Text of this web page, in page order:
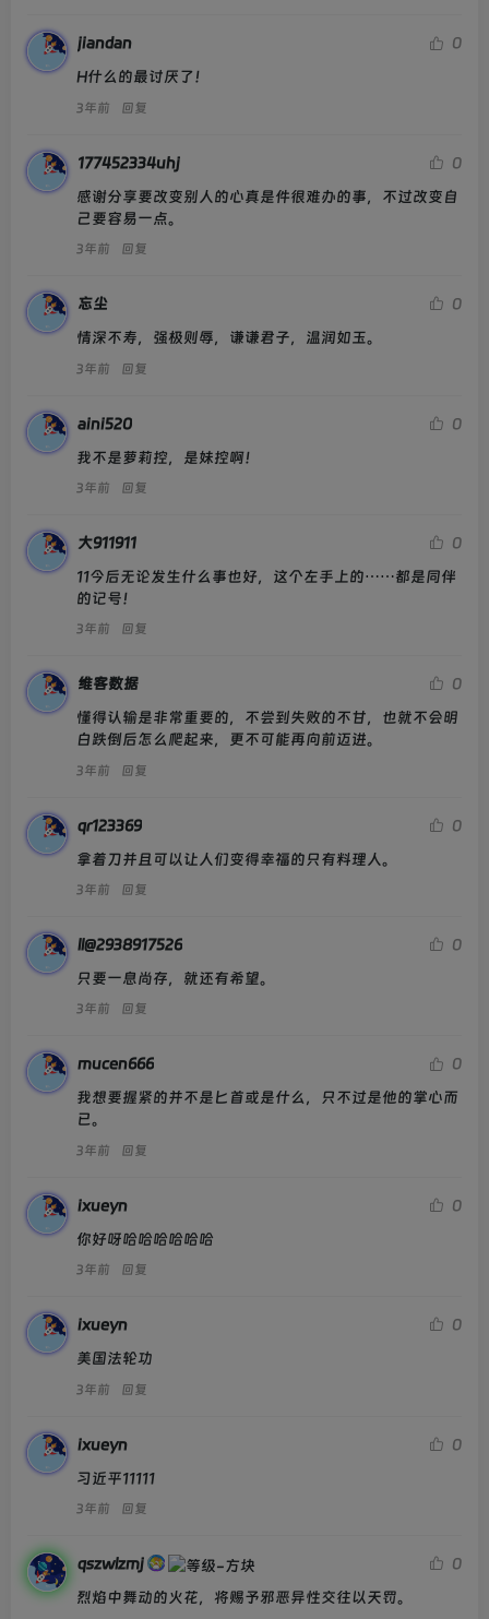
jiandan
0
H什么的最讨厌了！
3年前 回复
177452334uhj
0
感谢分享要改变别人的心真是件很难办的事，不过改变自
己要容易一点。
3年前 回复
忘尘
0
情深不寿，强极则辱，谦谦君子，温润如玉。
3年前 回复
aini520
0
我不是萝莉控，是妹控啊！
3年前 回复
大911911
0
11今后无论发生什么事也好，这个左手上的⋯⋯都是同伴
的记号！
3年前 回复
维客数据
0
懂得认输是非常重要的，不尝到失败的不甘，也就不会明
白跌倒后怎么爬起来，更不可能再向前迈进。
3年前 回复
qr123369
0
拿着刀并且可以让人们变得幸福的只有料理人。
3年前 回复
ll@2938917526
0
只要一息尚存，就还有希望。
3年前 回复
mucen666
0
我想要握紧的并不是匕首或是什么，只不过是他的掌心而
已。
3年前 回复
ixueyn
0
你好呀哈哈哈哈哈哈
3年前 回复
ixueyn
0
美国法轮功
3年前 回复
ixueyn
0
习近平11111
3年前 回复
qszwlzmj
0
烈焰中舞动的火花，将赐予邪恶异性交往以天罚。